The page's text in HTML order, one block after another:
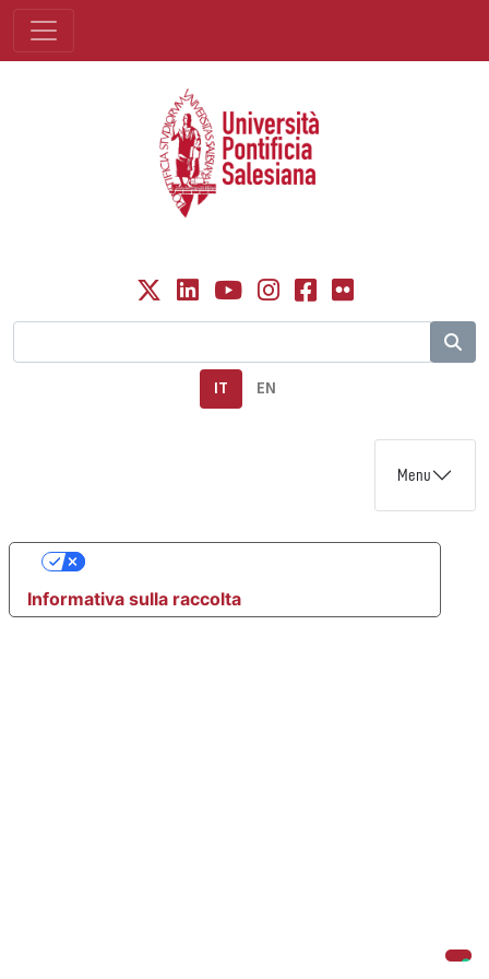
IT EN
Menu
Informativa sulla raccolta
Le tue preferenze relative alla privacy